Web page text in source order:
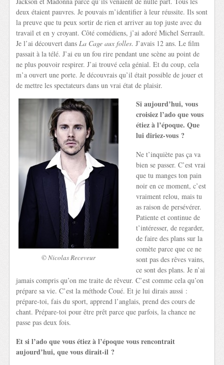
deux étaient pauvres. Je pouvais m’identifier à leur réussite. Ils sont
la preuve que tu peux sortir de rien et arriver au top juste avec du
travail et en y croyant. Côté comédiens, j’ai adoré Michel Serrault.
Je l’ai découvert dans La Cage aux folles. J’avais 12 ans. Le film
passait à la télé. J’ai eu un fou rire pendant une scène au point de
ne plus pouvoir respirer. J’ai trouvé cela génial. Et du coup, cela
m’a ouvert une porte. Je découvrais qu’il était possible de jouer et
de mettre les spectateurs dans un vrai état de plaisir.
© Nicolas Receveur
Si aujourd’hui, vous
croisiez l’ado que vous
étiez à l’époque. Que
lui diriez-vous ?
Ne t’inquiète pas ça va
bien se passer. C’est vrai
que tu manges ton pain
noir en ce moment, c’est
vraiment relou, mais tu
as raison de persévérer.
Patiente et continue de
t’intéresser, de regarder,
de faire des plans sur la
comète parce que ce ne
sont pas des rêves vains,
ce sont des plans. Je n’ai
jamais compris qu’on me traite de rêveur. C’est comme cela qu’on
prépare sa vie. C’est la méthode Coué. Et je lui dirais aussi :
prépare-toi, fais du sport, apprend l’anglais, prend des cours de
chant. Prépare-toi pour être prêt parce que parfois, la chance ne
passe pas deux fois.
Et si l’ado que vous étiez à l’époque vous rencontrait
aujourd’hui, que vous dirait-il ?